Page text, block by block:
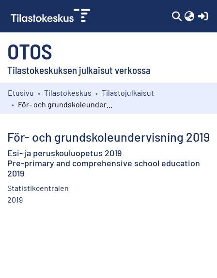
OTOS
Tilastokeskuksen julkaisut verkossa
Kokoelmat
Etusivu Tilastokeskus
Tilastojulkaisut
För- och grundskoleundervisning 2019
Esi- ja peruskouluopetus 2019
Pre-primary and comprehensive school education
2019
Statistikcentralen
2019